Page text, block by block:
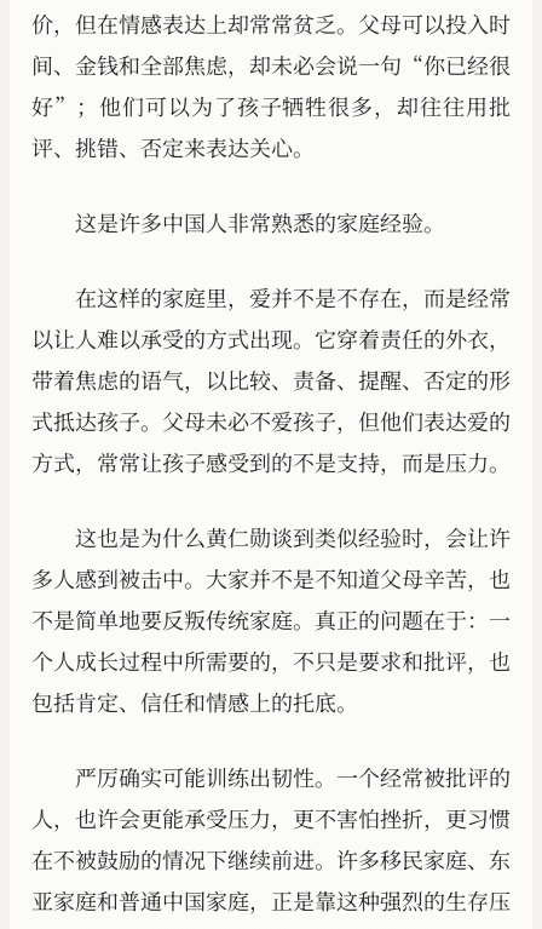
价，但在情感表达上却常常贫乏。父母可以投入时
间、金钱和全部焦虑，却未必会说一句“你已经很
好”；他们可以为了孩子牺牲很多，却往往用批
评、挑错、否定来表达关心。
这是许多中国人非常熟悉的家庭经验。
在这样的家庭里，爱并不是不存在，而是经常
以让人难以承受的方式出现。它穿着责任的外衣，
带着焦虑的语气，以比较、责备、提醒、否定的形
式抵达孩子。父母未必不爱孩子，但他们表达爱的
方式，常常让孩子感受到的不是支持，而是压力。
这也是为什么黄仁勋谈到类似经验时，会让许
多人感到被击中。大家并不是不知道父母辛苦，也
不是简单地要反叛传统家庭。真正的问题在于：一
个人成长过程中所需要的，不只是要求和批评，也
包括肯定、信任和情感上的托底。
严厉确实可能训练出韧性。一个经常被批评的
人，也许会更能承受压力，更不害怕挫折，更习惯
在不被鼓励的情况下继续前进。许多移民家庭、东
亚家庭和普通中国家庭，正是靠这种强烈的生存压